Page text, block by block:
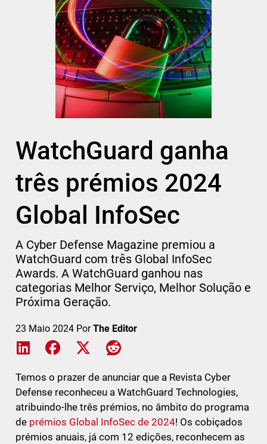
WatchGuard ganha
três prémios 2024
Global InfoSec
A Cyber Defense Magazine premiou a
WatchGuard com três Global InfoSec
Awards. A WatchGuard ganhou nas
categorias Melhor Serviço, Melhor Solução e
Próxima Geração.
23 Maio 2024 PorThe Editor
Share on LinkedIn
Share on Facebook
Share on XShare on Reddit
Temos o prazer de anunciar que a Revista Cyber
Defense reconheceu a WatchGuard Technologies,
atribuindo-lhe três prémios, no âmbito do programa
de prémios Global InfoSec de 2024! Os cobiçados
prémios anuais, já com 12 edições, reconhecem as